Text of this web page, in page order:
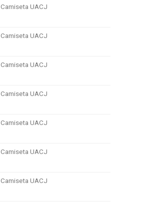
Camiseta UACJ
Camiseta UACJ
Camiseta UACJ
Camiseta UACJ
Camiseta UACJ
Camiseta UACJ
Camiseta UACJ